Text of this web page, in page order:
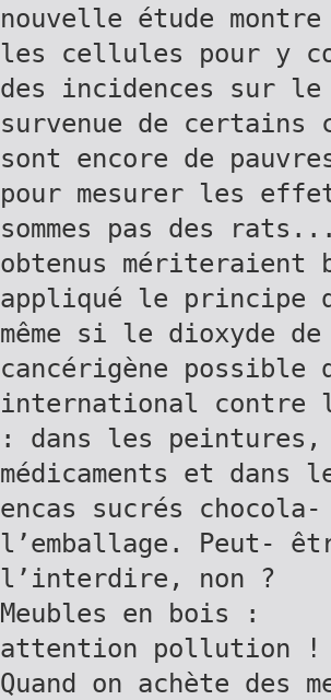
nouvelle étude
les cellules pour y
des incidences sur
survenue de certains
sont encore de
pour mesurer les
sommes pas des
obtenus mériteraient
appliqué le principe
même si le dioxyde
cancérigène
international contre
: dans les
médicaments et
encas sucrés
l’emballage. Peut-
l’interdire, non ?
Meubles en bois :
attention pollution !
Quand on achète des